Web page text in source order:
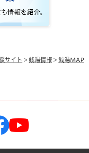
サイト > 銭湯情報 > 銭湯MAP